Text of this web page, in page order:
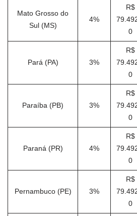
Mato Grosso do
Sul (MS)
4%
R$
0
Pará (PA) 3%
R$
0
Paraíba (PB) 3%
R$
0
Paraná (PR) 4%
R$
0
Pernambuco (PE) 3%
R$
0